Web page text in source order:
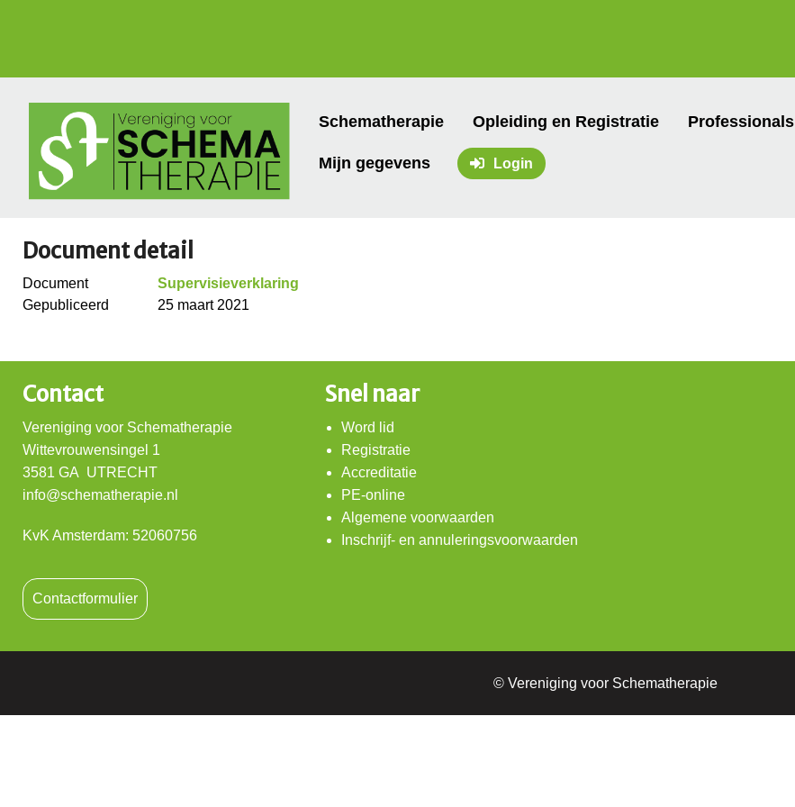
Schematherapie Opleiding en Registratie Professionals
Mijn gegevens Login
Document detail
Document
Supervisieverklaring
Gepubliceerd
25 maart 2021
Contact
Vereniging voor Schematherapie
Wittevrouwensingel 1
3581 GA UTRECHT
info@schematherapie.nl
KvK Amsterdam: 52060756
Contactformulier
Snel naar
Word lid
Registratie
Accreditatie
PE-online
Algemene voorwaarden
Inschrijf- en annuleringsvoorwaarden
© Vereniging voor Schematherapie